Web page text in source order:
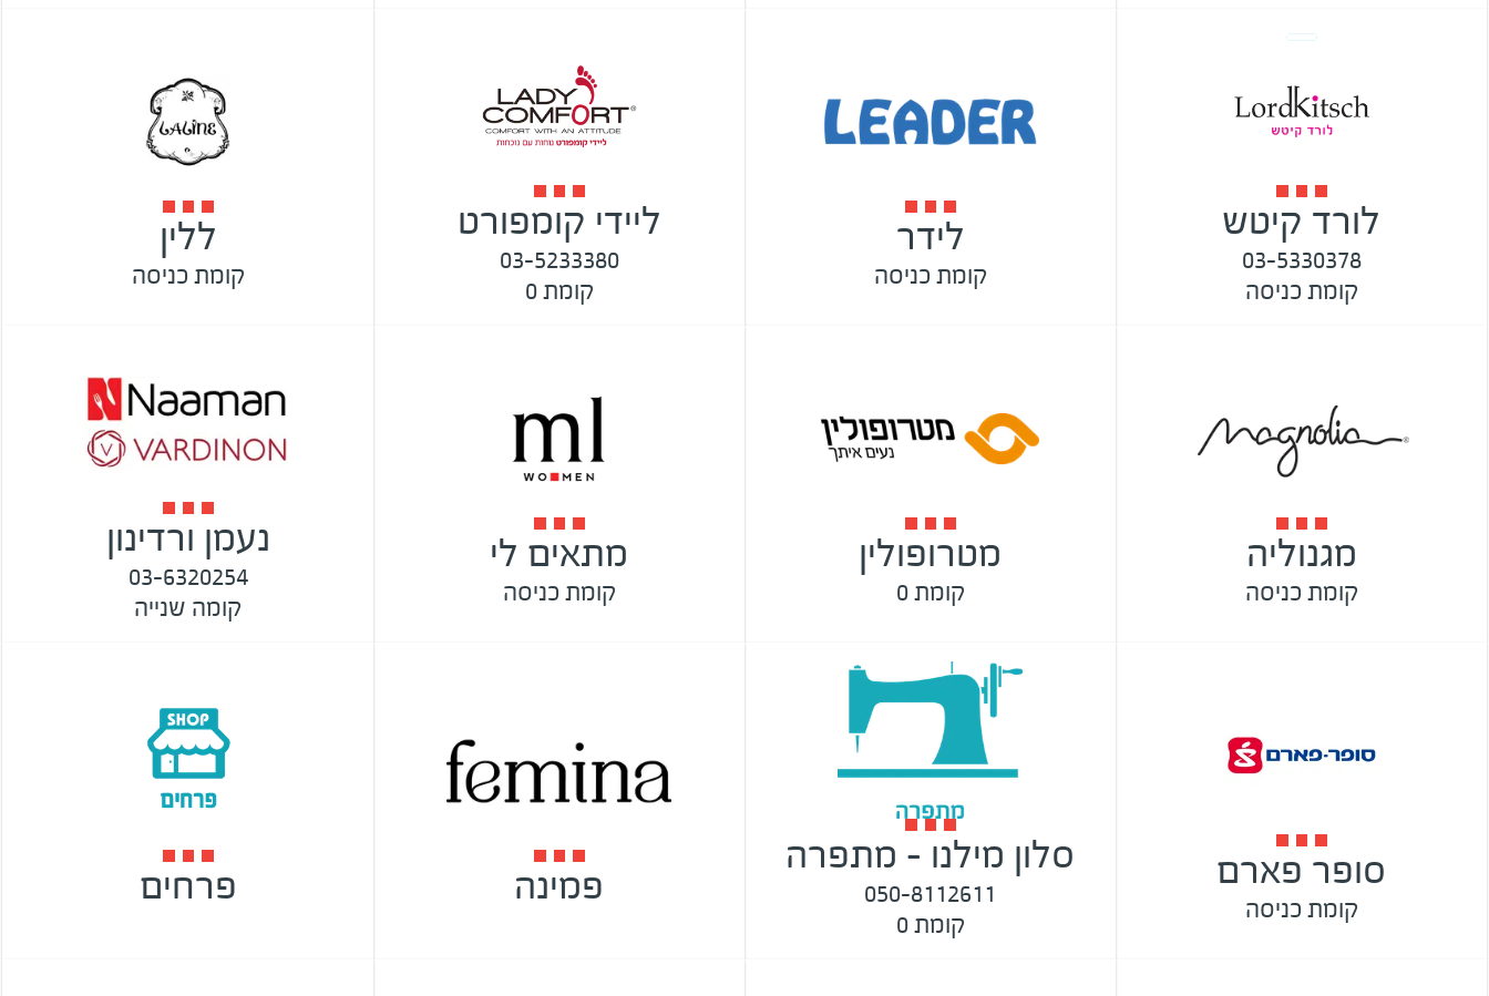
לורד קיטש
03-5330378
קומת כניסה
לידר
קומת כניסה
ליידי קומפורט
03-5233380
קומת 0
ללין
קומת כניסה
מגנוליה
קומת כניסה
מטרופולין
קומת 0
מתאים לי
קומת כניסה
נעמן ורדינון
03-6320254
קומה שנייה
סופר פארם
קומת כניסה
סלון מילנו - מתפרה
050-8112611
קומת 0
פמינה פרחים